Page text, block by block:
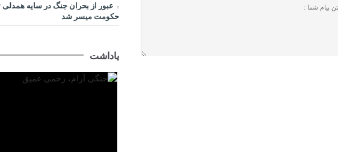
عبور از بحران جنگ در سایه همدلی
حکومت میسر شد
یاداشت